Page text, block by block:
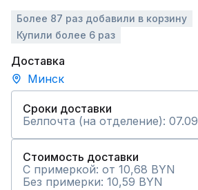
Более 87 раз добавили в корзину
Купили более 6 раз
Доставка
Минск
Сроки доставки
Белпочта (на отделение):
Стоимость доставки
С примеркой: от 10,68 BYN
Без примерки: 10,59 BYN